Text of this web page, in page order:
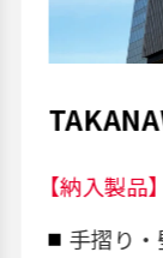
【納入製品】
手摺り